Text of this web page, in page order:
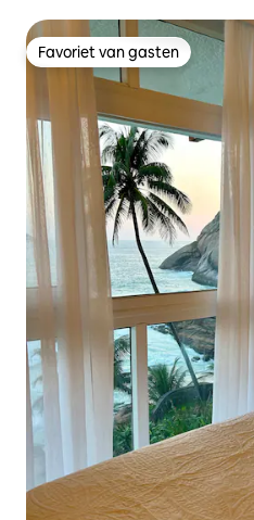
Favoriet van gasten
Favoriet van gasten